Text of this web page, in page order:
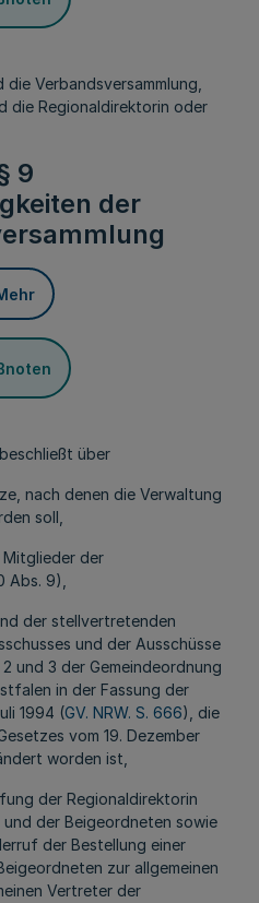
Verbandsversammlung,
die Regionaldirektorin oder
9
der
über
nach denen die Verwaltung
soll,
Mitglieder der
Abs. 9),
der stellvertretenden
und der Ausschüsse
und 3 der Gemeindeordnung
in der Fassung der
1994 (GV. NRW. S. 666), die
vom 19. Dezember
worden ist,
der Regionaldirektorin
der Beigeordneten sowie
der Bestellung einer
zur allgemeinen
Vertreter der